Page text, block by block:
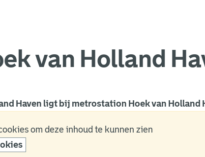
van Holland
Haven ligt bij metrostation Hoek van Holland
om deze inhoud te kunnen zien